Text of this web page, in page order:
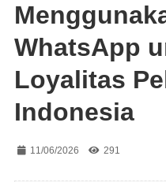
WhatsApp
Loyalitas
Indonesia
11/06/2026 291